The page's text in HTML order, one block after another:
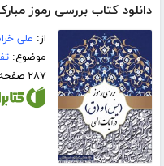
دانلود کتاب بررسی رموز
از: علی
موضوع:
۲۸۷ صفحه